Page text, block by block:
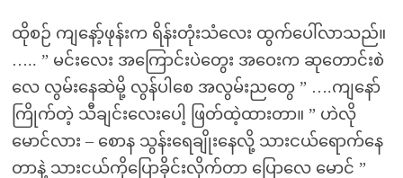
ထိုစဉ် ကျနော့်ဖုန်းက ရိန်းတုံးသံလေး ထွက်ပေါ်လာသည်။
….. ” မင်းလေး အကြောင်းပဲတွေး အဝေးက ဆုတောင်းစဲ
လေ လွမ်းနေဆဲမို့ လွန်ပါစေ အလွမ်းညတွေ ” ….ကျနော်
ကြိုက်တဲ့ သီချင်းလေးပေါ့ ဖြတ်ထဲ့ထားတာ။ ” ဟဲလို
မောင်လား – စောန သွန်းရေချိုးနေလို့ သားငယ်ရောက်နေ
တာနဲ့ သားငယ်ကိုပြောခိုင်းလိုက်တာ ပြောလေ မောင် ”